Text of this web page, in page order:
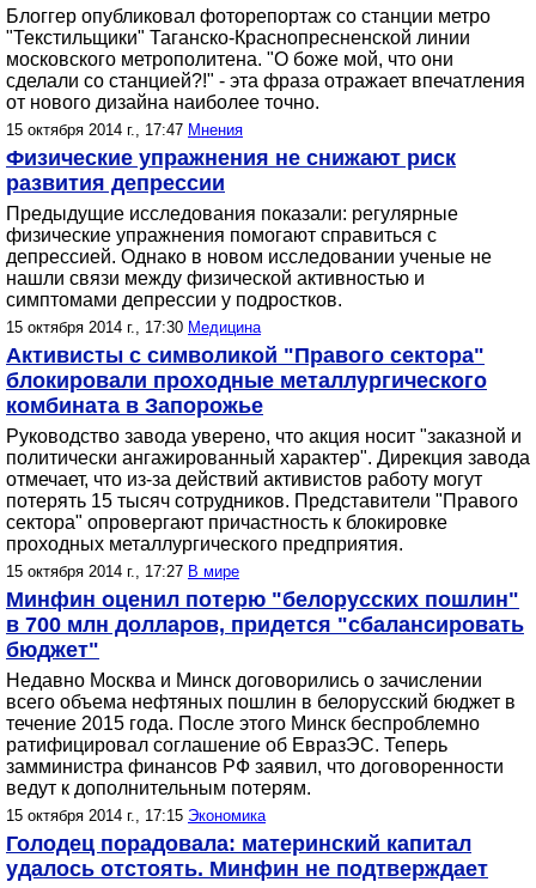
Блоггер опубликовал фоторепортаж со станции метро
"Текстильщики" Таганско-Краснопресненской линии
московского метрополитена. "О боже мой, что они
сделали со станцией?!" - эта фраза отражает впечатления
от нового дизайна наиболее точно.
15 октября 2014 г., 17:47 Мнения
Физические упражнения не снижают риск
развития депрессии
Предыдущие исследования показали: регулярные
физические упражнения помогают справиться с
депрессией. Однако в новом исследовании ученые не
нашли связи между физической активностью и
симптомами депрессии у подростков.
15 октября 2014 г., 17:30 Медицина
Активисты с символикой "Правого сектора"
блокировали проходные металлургического
комбината в Запорожье
Руководство завода уверено, что акция носит "заказной и
политически ангажированный характер". Дирекция завода
отмечает, что из-за действий активистов работу могут
потерять 15 тысяч сотрудников. Представители "Правого
сектора" опровергают причастность к блокировке
проходных металлургического предприятия.
15 октября 2014 г., 17:27 В мире
Минфин оценил потерю "белорусских пошлин"
в 700 млн долларов, придется "сбалансировать
бюджет"
Недавно Москва и Минск договорились о зачислении
всего объема нефтяных пошлин в белорусский бюджет в
течение 2015 года. После этого Минск беспроблемно
ратифицировал соглашение об ЕвразЭС. Теперь
замминистра финансов РФ заявил, что договоренности
ведут к дополнительным потерям.
15 октября 2014 г., 17:15 Экономика
Голодец порадовала: материнский капитал
удалось отстоять. Минфин не подтверждает